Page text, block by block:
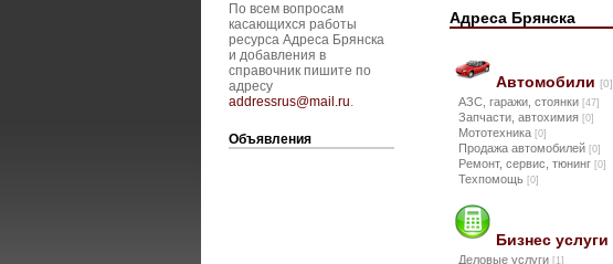
По всем вопросам
касающихся работы
ресурса Адреса Брянска
и добавления в
справочник пишите по
адресу
addressrus@mail.ru.
Объявления
Адреса Брянска
Автомобили [0]
АЗС, гаражи, стоянки [47]
Запчасти, автохимия [0]
Мототехника [0]
Продажа автомобилей [0]
Ремонт, сервис, тюнинг [0]
Техпомощь [0]
Бизнес услуги
Деловые услуги [1]